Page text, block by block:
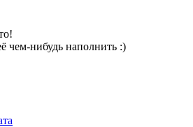
чем-нибудь наполнить :)